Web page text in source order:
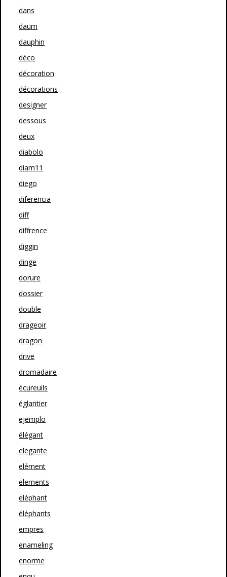
dans
daum
dauphin
déco
décoration
décorations
designer
dessous
deux
diabolo
diam11
diego
diferencia
diff
diffrence
diggin
dinge
dorure
dossier
double
drageoir
dragon
drive
dromadaire
écureuils
églantier
ejemplo
élégant
elegante
elément
elements
eléphant
éléphants
empres
enameling
enorme